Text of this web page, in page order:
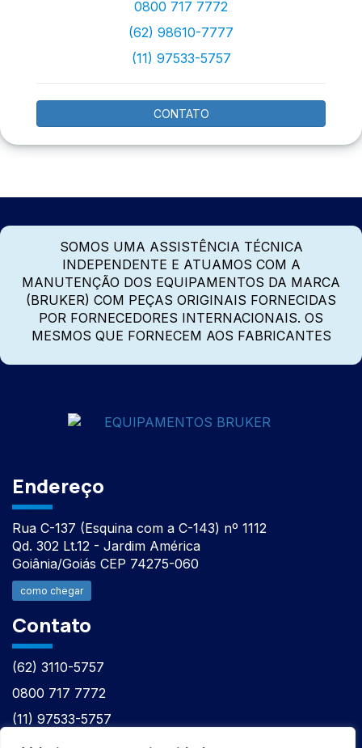
0800 717 7772
(62) 98610-7777
(11) 97533-5757
CONTATO
SOMOS UMA ASSISTÊNCIA TÉCNICA
INDEPENDENTE E ATUAMOS COM A
MANUTENÇÃO DOS EQUIPAMENTOS DA MARCA
(BRUKER) COM PEÇAS ORIGINAIS FORNECIDAS
POR FORNECEDORES INTERNACIONAIS. OS
MESMOS QUE FORNECEM AOS FABRICANTES
Endereço
Rua C-137 (Esquina com a C-143) nº 1112
Qd. 302 Lt.12 - Jardim América
Goiânia/Goiás CEP 74275-060
como chegar
Contato
(62) 3110-5757
0800 717 7772
(11) 97533-5757
(62) 98610-7777